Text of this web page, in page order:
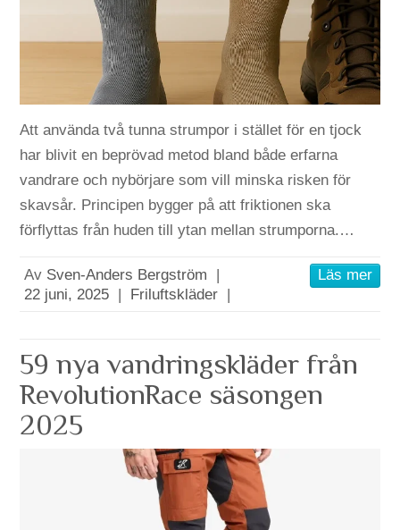
Att använda två tunna strumpor i stället för en tjock
har blivit en beprövad metod bland både erfarna
vandrare och nybörjare som vill minska risken för
skavsår. Principen bygger på att friktionen ska
förflyttas från huden till ytan mellan strumporna.…
Av Sven-Anders Bergström
|
22 juni, 2025 | Friluftskläder |
Läs mer
59 nya vandringskläder från
RevolutionRace säsongen
2025